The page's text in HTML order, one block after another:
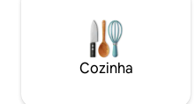
redecorado. Faça uma pausa e
recarregue suas baterias em
aconchegantes em frente à
Cozinha